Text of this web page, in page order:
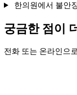
한의원에서 불안
궁금한 점이
전화 또는 온라인으